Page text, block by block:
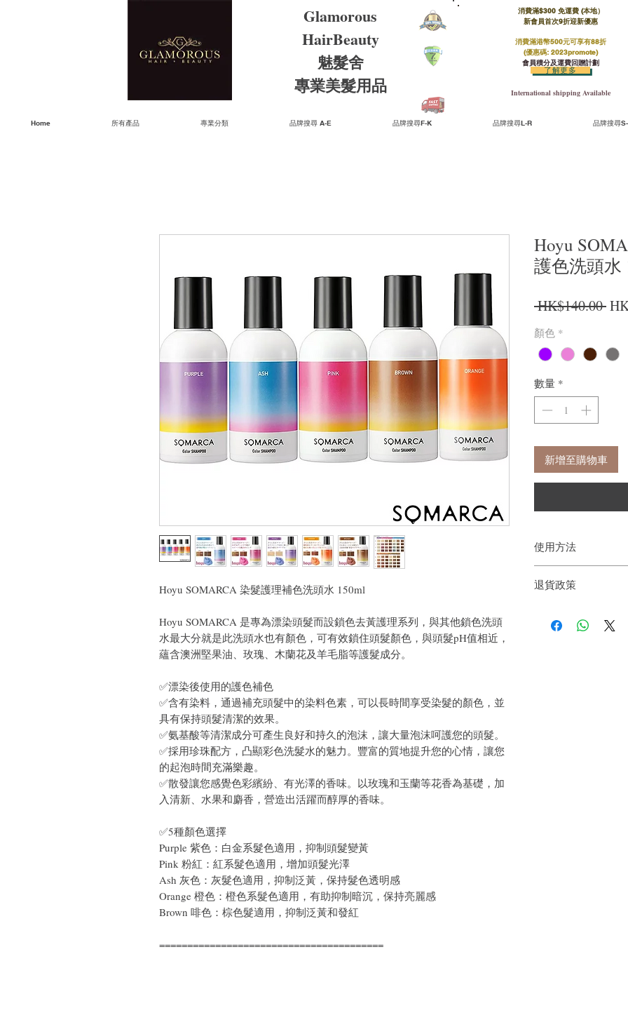
Glamorous
HairBeauty
魅髮舍
​​專業美髮用品
消費滿$300 免運費 (本地）​
新會員首次9折迎新優惠
消費滿港幣500元可享有88折
(優惠碼: 2023promote)
會員積分及運費回贈計劃
International shipping Available
了解更多
Home 所有產品 專業分類 品牌搜尋 A-E 品牌搜尋F-K 品牌搜尋L-R 品牌搜尋
Hoyu SOMARCA 染髮護理補色洗頭水 150ml
Hoyu SOMARCA 是專為漂染頭髮而設鎖色去黃護理系列，與其他鎖色洗頭
水最大分就是此洗頭水也有顏色，可有效鎖住頭髮顏色，與頭髮pH值相近，
蘊含澳洲堅果油、玫瑰、木蘭花及羊毛脂等護髮成分。
✅漂染後使用的護色補色
✅含有染料，通過補充頭髮中的染料色素，可以長時間享受染髮的顏色，並
具有保持頭髮清潔的效果。
✅氨基酸等清潔成分可產生良好和持久的泡沫，讓大量泡沫呵護您的頭髮。
✅採用珍珠配方，凸顯彩色洗髮水的魅力。豐富的質地提升您的心情，讓您
的起泡時間充滿樂趣。
✅散發讓您感覺色彩繽紛、有光澤的香味。以玫瑰和玉蘭等花香為基礎，加
入清新、水果和麝香，營造出活躍而醇厚的香味。
✅5種顏色選擇
Purple 紫色：白金系髮色適用，抑制頭髮變黃
Pink 粉紅：紅系髮色適用，增加頭髮光澤
Ash 灰色：灰髮色適用，抑制泛黃，保持髮色透明感
Orange 橙色：橙色系髮色適用，有助抑制暗沉，保持亮麗感
Brown 啡色：棕色髮適用，抑制泛黃和發紅
========================================
Hoyu
護色洗頭水
HK$140.00 一
顏色 *
數量 *
新增至購物車
使用方法
一直塗抹到頭髮末端
退貨政策
戶。首先，您需要在